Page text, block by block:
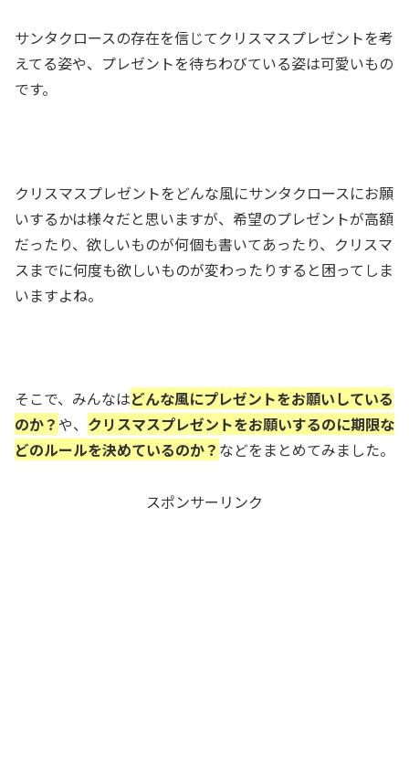
サンタクロースの存在を信じてクリスマスプレゼントを考
えてる姿や、プレゼントを待ちわびている姿は可愛いもの
です。
クリスマスプレゼントをどんな風にサンタクロースにお願
いするかは様々だと思いますが、 希望のプレゼントが高額
だったり、 欲しいものが何個も書いてあったり、クリスマ
スまでに何度も欲しいものが変わったりする と困ってしま
いますよね。
そこで、みんなはどんな風にプレゼントをお願いしている
のか？や、 クリスマスプレゼントをお願いするのに期限な
どのルールを決めているのか？ などをまとめてみました。
スポンサーリンク